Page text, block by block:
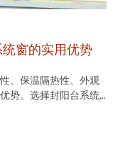
窗的实用优势
、保温隔热性、外观
势。选择封阳台系统